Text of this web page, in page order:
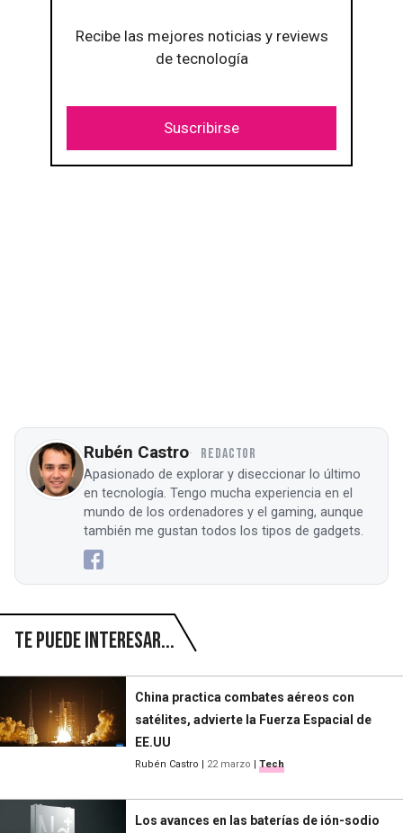
Recibe las mejores noticias y reviews
de tecnología
Suscribirse
Rubén Castro REDACTOR
Apasionado de explorar y diseccionar lo último
en tecnología. Tengo mucha experiencia en el
mundo de los ordenadores y el gaming, aunque
también me gustan todos los tipos de gadgets.
Te puede interesar...
China practica combates aéreos con
satélites, advierte la Fuerza Espacial de
EE.UU
Rubén Castro | 22 marzo | Tech
Los avances en las baterías de ión-sodio